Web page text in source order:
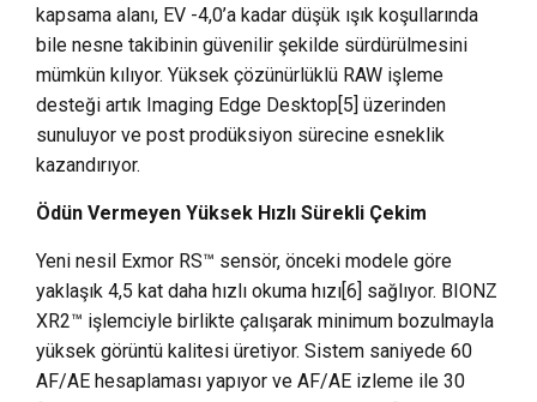
kapsama alanı, EV -4,0’a kadar düşük ışık koşullarında
bile nesne takibinin güvenilir şekilde sürdürülmesini
mümkün kılıyor. Yüksek çözünürlüklü RAW işleme
desteği artık Imaging Edge Desktop[5] üzerinden
sunuluyor ve post prodüksiyon sürecine esneklik
kazandırıyor.
Ödün Vermeyen Yüksek Hızlı Sürekli Çekim
Yeni nesil Exmor RS™ sensör, önceki modele göre
yaklaşık 4,5 kat daha hızlı okuma hızı[6] sağlıyor. BIONZ
XR2™ işlemciyle birlikte çalışarak minimum bozulmayla
yüksek görüntü kalitesi üretiyor. Sistem saniyede 60
AF/AE hesaplaması yapıyor ve AF/AE izleme ile 30